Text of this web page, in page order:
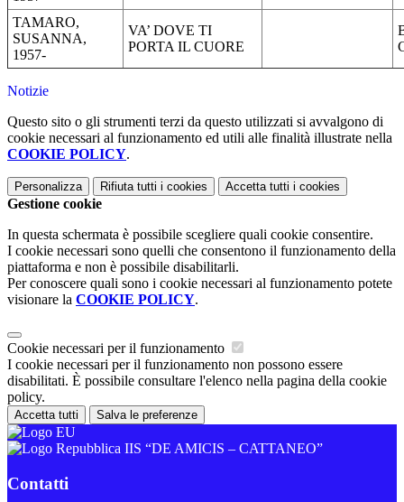
TAMARO,
SUSANNA,
1957-
VA’ DOVE TI
PORTA IL CUORE
Notizie
Questo sito o gli strumenti terzi da questo utilizzati si avvalgono di
cookie necessari al funzionamento ed utili alle finalità illustrate nella
COOKIE POLICY.
Personalizza Rifiuta tutti i cookies Accetta tutti i cookies
Gestione cookie
In questa schermata è possibile scegliere quali cookie consentire.
I cookie necessari sono quelli che consentono il funzionamento della
piattaforma e non è possibile disabilitarli.
Per conoscere quali sono i cookie necessari al funzionamento potete
visionare la COOKIE POLICY.
Cookie necessari per il funzionamento
I cookie necessari per il funzionamento non possono essere
disabilitati. È possibile consultare l'elenco nella pagina della cookie
policy.
Accetta tutti Salva le preferenze
IIS “DE AMICIS – CATTANEO”
Contatti